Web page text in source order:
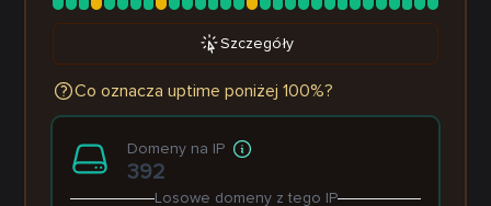
Szczegóły
Co oznacza uptime poniżej 100%?
Domeny na IP
392
Losowe domeny z tego IP